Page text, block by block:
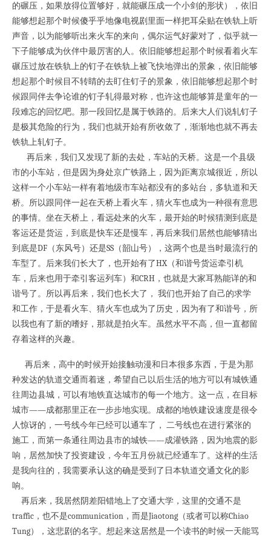
的碾压，如果放得位置够好，就能碾压成一个小剑的形状），依旧
能够想起那个时候傻乎乎地像电视剧里面一样把耳朵贴在铁轨上听
声音，以为能够听出来火车的来向，偶尔运气好蒙对了，似乎就一
下子能够成为伙伴中最厉害的人。依旧能够想起那个时候看着火车
碾压过放在铁轨上的钉子在铁轨上被飞快地弹出的景象，依旧能够
想起那个时候目不转睛的去盯住钉子的景象，依旧能够想起那个时
候跟同伴去争论谁的钉子轧得最对称，也许这也能够算是童年的一
段难忘的回忆吧。那一段回忆是属于铁路的。后来大人们说轧钉子
是极其危险的行为，我们也就开始有所收敛了，渐渐地也就不再去
铁轨上轧钉子。
再后来，我们又发现了新的去处，车站的天桥。这是一个县级
市的小车站，但是因为身处京广铁路上，因为距离京城很近，所以
这样一个小车站一样有着地级市车站都没有的多站台，多轨道和天
桥。所以跟同伴一起在天桥上看火车，猜火车也成为一种很有意思
的事情。坐在天桥上，看远处来的火车，最开始的时候猜测到底是
客运还是货运，到底是快车还是慢车，再后来我们居然也能够猜出
到底是DF（东风号）还是SS（韶山号），这两个也是当时最流行的
车型了。后来我们长大了，也开始有了HX（和谐号货运牵引机
车，后来也用于牵引客运列车）和CRH，也就是大家耳熟能详的和
谐号了。所以再后来，我们也长大了， 我们也开始了自己的求学
和工作，于是看火车、猜火车也成为了历史，因为有了和谐号，所
以我也有了新的嗜好，那就是拍火车。虽然水平不高，但一直都留
存着这样的兴趣。
再后来，高中的时候开始接触动漫和日本很多东西，于是为那
种发达的轨道交通而着迷，希望自己以后生活的地方可以有城铁通
往周边县城，可以有地铁直达城市的每一个地方。这一点，在目标
城市——成都那里正在一步步地实现。成都的地铁建设速度是很令
人惊讶的，一号线今年已经可以通车了， 二号线也在进行紧张的
施工，而第一条通往周边县市的城铁——成灌铁路，因为地震的影
响，居然加快了投资建设，今年五月份就已经通车了。这样的生活
是我向往的，我需要承认这的确是受到了日本轨道交通文化的影
响。
再后来，我居然阴差阳错地上了交通大学，这里的交通不是
traffic，也不是communication，而是Jiaotong（或者可以称Chiao
Tung），这悲剧的名字。想起来这居然是一个读书的时候一天能骂